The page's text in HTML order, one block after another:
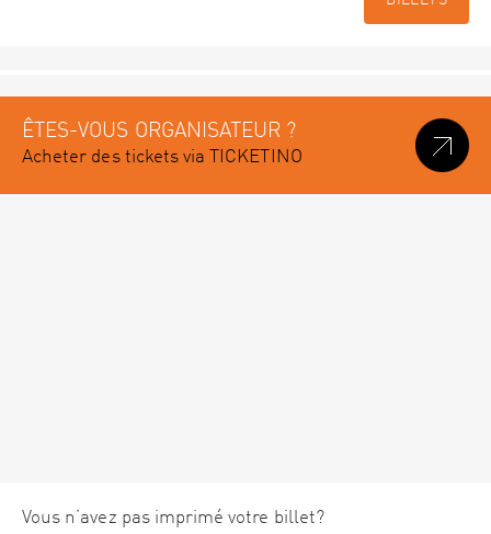
ÊTES-VOUS ORGANISATEUR ?
Acheter des tickets via TICKETINO
Vous n’avez pas imprimé votre billet?